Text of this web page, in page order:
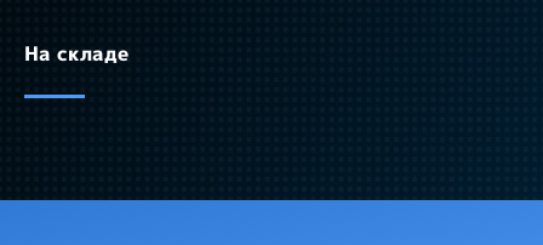
На складе